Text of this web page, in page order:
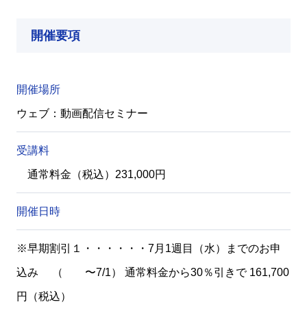
開催要項
開催場所
ウェブ：動画配信セミナー
受講料
通常料金（税込）231,000円
開催日時
※早期割引１・・・・・・7月1週目（水）までのお申
込み （ 〜7/1） 通常料金から30％引きで 161,700
円（税込）